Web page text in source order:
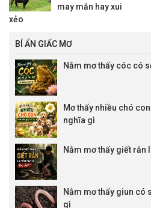
may mắn hay xui
xẻo
BÍ ẨN GIẤC MƠ
Nằm mơ thấy cóc có
Mơ thấy nhiều chó
nghĩa gì
Nằm mơ thấy giết rắn
Nằm mơ thấy giun có
gì